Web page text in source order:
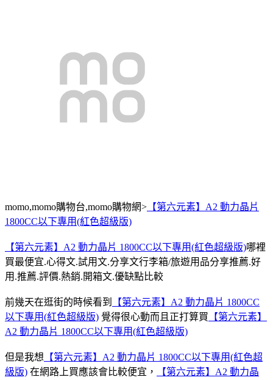
momo,momo購物台,momo購物網> 【第六元素】A2 動力晶片
1800CC以下專用(紅色超級版)
【第六元素】A2 動力晶片 1800CC以下專用(紅色超級版)哪裡
買最便宜.心得文.試用文.分享文行李箱/旅遊用品分享推薦.好
用.推薦.評價.熱銷.開箱文.優缺點比較
前幾天在逛街的時候看到
【第六元素】A2 動力晶片 1800CC
以下專用(紅色超級版) 覺得很心動而且正打算買 【第六元素】
A2 動力晶片 1800CC以下專用(紅色超級版)
但是我想 【第六元素】A2 動力晶片 1800CC以下專用(紅色超
級版) 在網路上買應該會比較便宜，
【第六元素】A2 動力晶